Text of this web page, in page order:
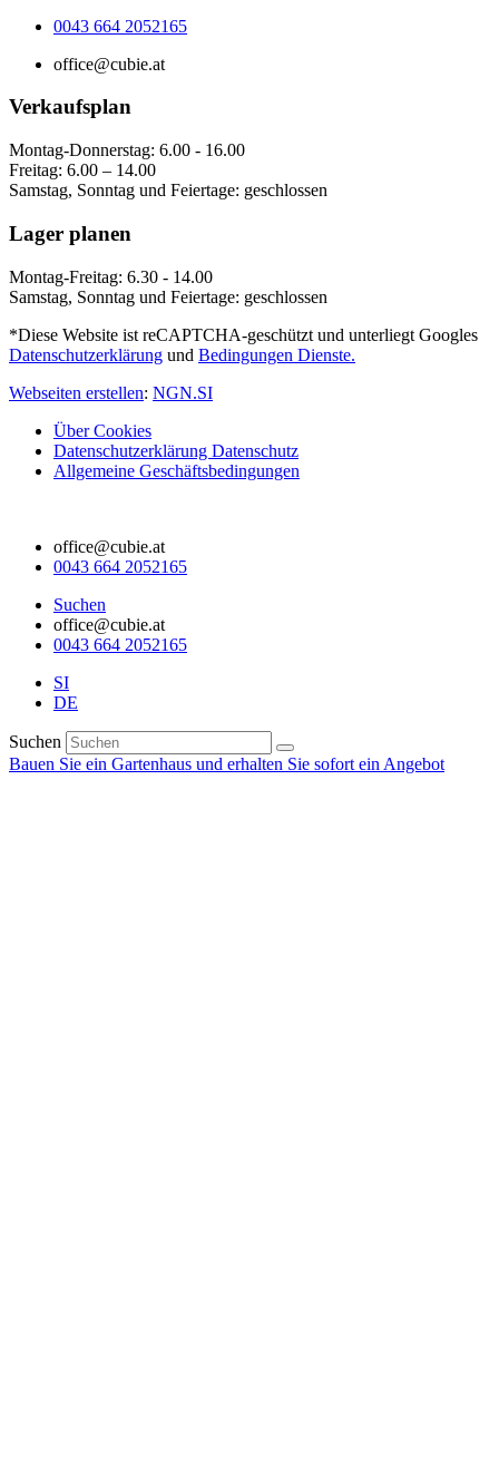
0043 664 2052165
office@cubie.at
Verkaufsplan
Montag-Donnerstag: 6.00 - 16.00
Freitag: 6.00 – 14.00
Samstag, Sonntag und Feiertage: geschlossen
Lager planen
Montag-Freitag: 6.30 - 14.00
Samstag, Sonntag und Feiertage: geschlossen
*Diese Website ist reCAPTCHA-geschützt und unterliegt Googles
Datenschutzerklärung und Bedingungen Dienste.
Webseiten erstellen: NGN.SI
Über Cookies
Datenschutzerklärung Datenschutz
Allgemeine Geschäftsbedingungen
office@cubie.at
0043 664 2052165
Suchen
office@cubie.at
0043 664 2052165
SI
DE
Suchen
Bauen Sie ein Gartenhaus und erhalten Sie sofort ein Angebot